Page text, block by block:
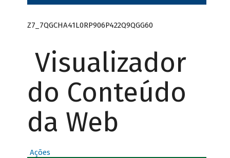
Z7_7QGCHA41L0RP906P422Q9QGG60
Visualizador
do Conteúdo
da Web
Ações